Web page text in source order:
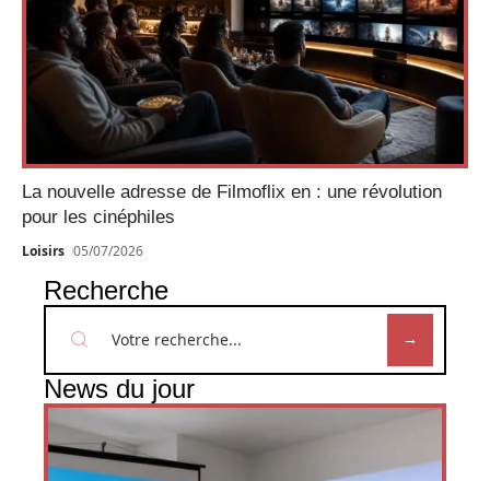
La nouvelle adresse de Filmoflix en : une révolution
pour les cinéphiles
Loisirs 05/07/2026
Recherche
News du jour